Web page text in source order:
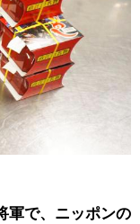
軍で、ニッポンの